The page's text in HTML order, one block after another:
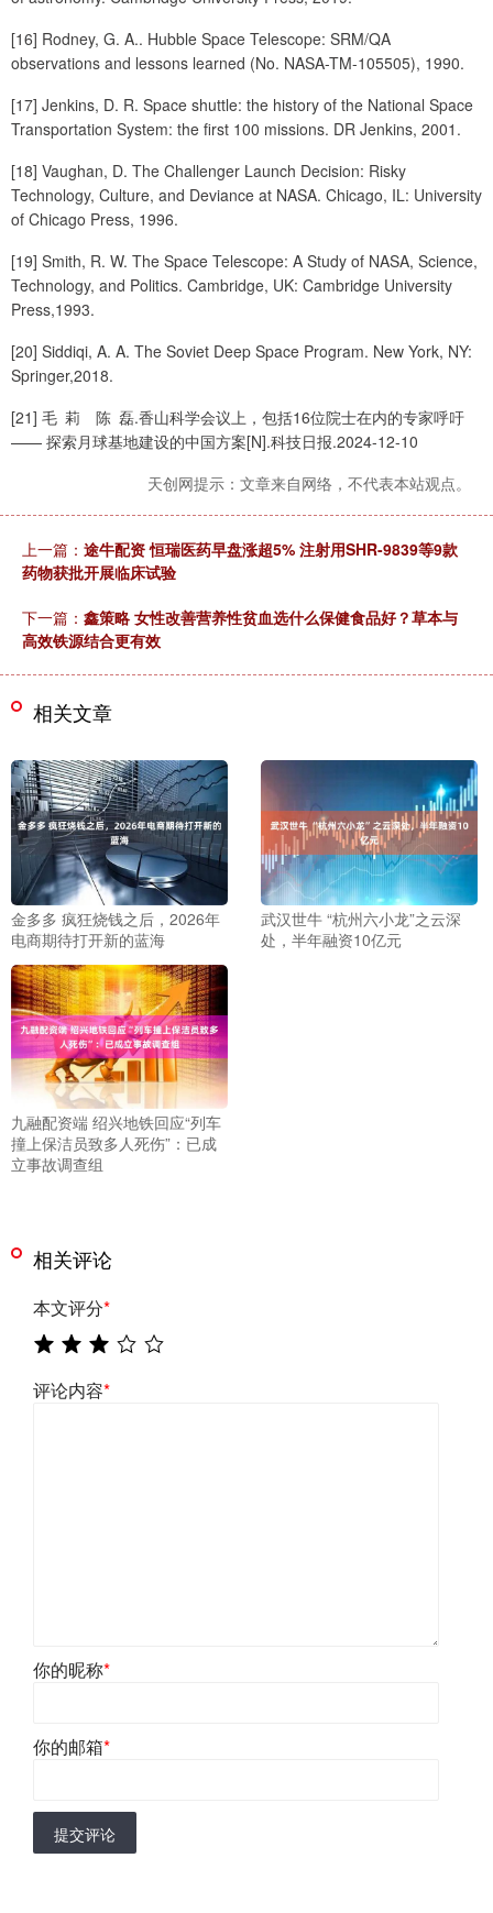
[16] Rodney, G. A.. Hubble Space Telescope: SRM/QA
observations and lessons learned (No. NASA-TM-105505), 1990.
[17] Jenkins, D. R. Space shuttle: the history of the National Space
Transportation System: the first 100 missions. DR Jenkins, 2001.
[18] Vaughan, D. The Challenger Launch Decision: Risky
Technology, Culture, and Deviance at NASA. Chicago, IL: University
of Chicago Press, 1996.
[19] Smith, R. W. The Space Telescope: A Study of NASA, Science,
Technology, and Politics. Cambridge, UK: Cambridge University
Press,1993.
[20] Siddiqi, A. A. The Soviet Deep Space Program. New York, NY:
Springer,2018.
[21] 毛 莉 陈 磊.香山科学会议上，包括16位院士在内的专家呼吁
—— 探索月球基地建设的中国方案[N].科技日报.2024-12-10
天创网提示：文章来自网络，不代表本站观点。
上一篇： 途牛配资 恒瑞医药早盘涨超5% 注射用SHR-9839等9款
药物获批开展临床试验
下一篇： 鑫策略 女性改善营养性贫血选什么保健食品好？草本与
高效铁源结合更有效
相关文章
金多多 疯狂烧钱之后，2026年
电商期待打开新的蓝海
武汉世牛 “杭州六小龙”之云深
处，半年融资10亿元
九融配资端 绍兴地铁回应“列车
撞上保洁员致多人死伤”：已成
立事故调查组
相关评论
本文评分*
评论内容*
你的昵称*
你的邮箱*
提交评论